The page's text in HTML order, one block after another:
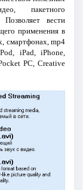
пакетного
вести
применения в
смартфонах, mp4
iPad, iPhone,
PC, Creative